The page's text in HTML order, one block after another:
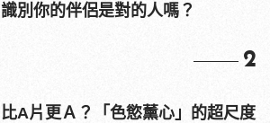
識別你的伴侶是對的人嗎？
2
比A片更Ａ？「色慾薰心」的超尺度